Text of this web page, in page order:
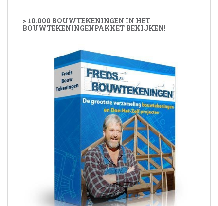
> 10.000 BOUWTEKENINGEN IN HET
BOUWTEKENINGENPAKKET BEKIJKEN!